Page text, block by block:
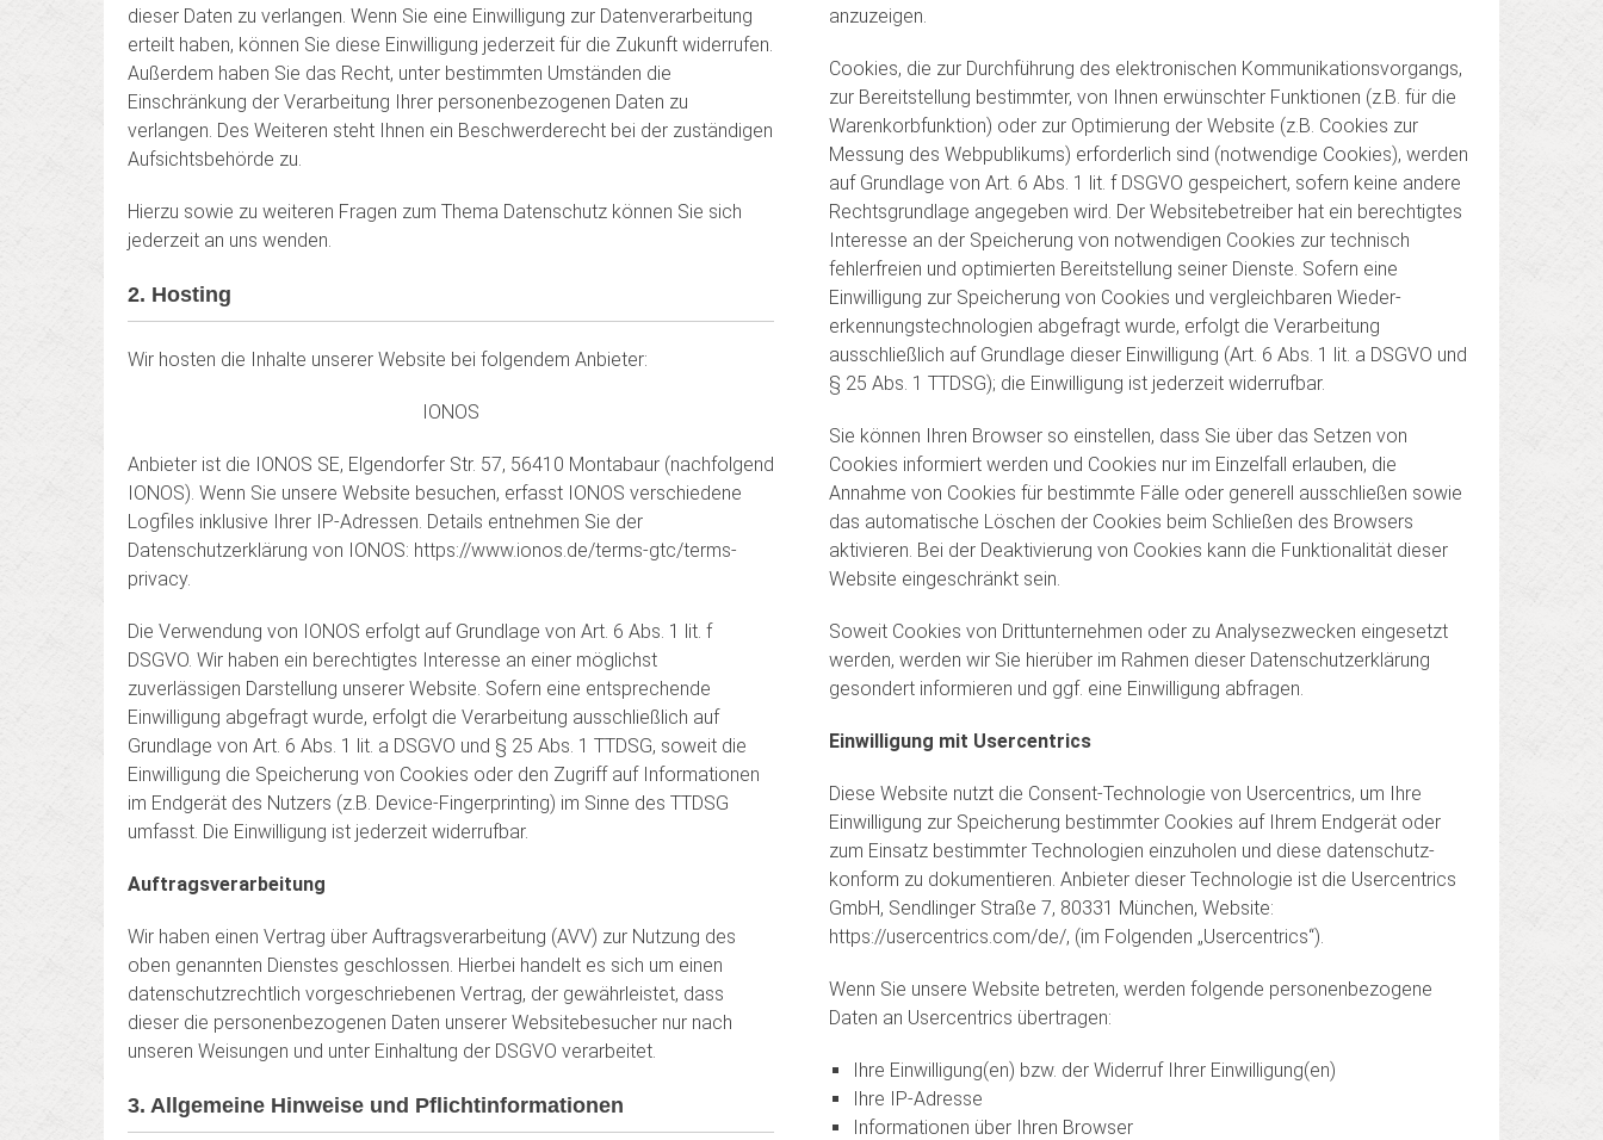
dieser Daten zu verlangen. Wenn Sie eine Einwilligung zur Datenverarbeitung
erteilt haben, können Sie diese Einwilligung jederzeit für die Zukunft widerrufen.
Außerdem haben Sie das Recht, unter bestimmten Umständen die
Einschränkung der Verarbeitung Ihrer personenbezogenen Daten zu
verlangen. Des Weiteren steht Ihnen ein Beschwerderecht bei der zuständigen
Aufsichtsbehörde zu.
Hierzu sowie zu weiteren Fragen zum Thema Datenschutz können Sie sich
jederzeit an uns wenden.
2. Hosting
Wir hosten die Inhalte unserer Website bei folgendem Anbieter:
IONOS
Anbieter ist die IONOS SE, Elgendorfer Str. 57, 56410 Montabaur (nachfolgend
IONOS). Wenn Sie unsere Website besuchen, erfasst IONOS verschiedene
Logfiles inklusive Ihrer IP-Adressen. Details entnehmen Sie der
Datenschutzerklärung von IONOS: https://www.ionos.de/terms-gtc/terms-
privacy.
Die Verwendung von IONOS erfolgt auf Grundlage von Art. 6 Abs. 1 lit. f
DSGVO. Wir haben ein berechtigtes Interesse an einer möglichst
zuverlässigen Darstellung unserer Website. Sofern eine entsprechende
Einwilligung abgefragt wurde, erfolgt die Verarbeitung ausschließlich auf
Grundlage von Art. 6 Abs. 1 lit. a DSGVO und § 25 Abs. 1 TTDSG, soweit die
Einwilligung die Speicherung von Cookies oder den Zugriff auf Informationen
im Endgerät des Nutzers (z.B. Device-Fingerprinting) im Sinne des TTDSG
umfasst. Die Einwilligung ist jederzeit widerrufbar.
Auftragsverarbeitung
Wir haben einen Vertrag über Auftragsverarbeitung (AVV) zur Nutzung des
oben genannten Dienstes geschlossen. Hierbei handelt es sich um einen
datenschutzrechtlich vorgeschriebenen Vertrag, der gewährleistet, dass
dieser die personenbezogenen Daten unserer Websitebesucher nur nach
unseren Weisungen und unter Einhaltung der DSGVO verarbeitet.
3. Allgemeine Hinweise und Pflicht­infor­mationen
anzuzeigen.
Cookies, die zur Durchführung des elektronischen Kommunikationsvorgangs,
zur Bereitstellung bestimmter, von Ihnen erwünschter Funktionen (z.B. für die
Waren­korb­funktion) oder zur Optimierung der Website (z.B. Cookies zur
Messung des Webpublikums) erforderlich sind (notwendige Cookies), werden
auf Grundlage von Art. 6 Abs. 1 lit. f DSGVO gespeichert, sofern keine andere
Rechtsgrundlage angegeben wird. Der Websitebetreiber hat ein berechtigtes
Interesse an der Speicherung von notwendigen Cookies zur technisch
fehlerfreien und optimierten Bereitstellung seiner Dienste. Sofern eine
Einwilligung zur Speicherung von Cookies und vergleichbaren Wieder­
erkennungs­techno­logien abgefragt wurde, erfolgt die Verarbeitung
ausschließlich auf Grundlage dieser Einwilligung (Art. 6 Abs. 1 lit. a DSGVO und
§ 25 Abs. 1 TTDSG); die Einwilligung ist jederzeit widerrufbar.
Sie können Ihren Browser so einstellen, dass Sie über das Setzen von
Cookies informiert werden und Cookies nur im Einzelfall erlauben, die
Annahme von Cookies für bestimmte Fälle oder generell ausschließen sowie
das automatische Löschen der Cookies beim Schließen des Browsers
aktivieren. Bei der Deaktivierung von Cookies kann die Funktionalität dieser
Website eingeschränkt sein.
Soweit Cookies von Drittunternehmen oder zu Analysezwecken eingesetzt
werden, werden wir Sie hierüber im Rahmen dieser Datenschutzerklärung
gesondert informieren und ggf. eine Einwilligung abfragen.
Einwilligung mit Usercentrics
Diese Website nutzt die Consent-Technologie von Usercentrics, um Ihre
Einwilligung zur Speicherung bestimmter Cookies auf Ihrem Endgerät oder
zum Einsatz bestimmter Technologien einzuholen und diese daten­schutz­
konform zu dokumentieren. Anbieter dieser Technologie ist die Usercentrics
GmbH, Sendlinger Straße 7, 80331 München, Website:
https://usercentrics.com/de/, (im Folgenden „Usercentrics“).
Wenn Sie unsere Website betreten, werden folgende personenbezogene
Daten an Usercentrics übertragen:
Ihre Einwilligung(en) bzw. der Widerruf Ihrer Einwilligung(en)
Ihre IP-Adresse
Informationen über Ihren Browser